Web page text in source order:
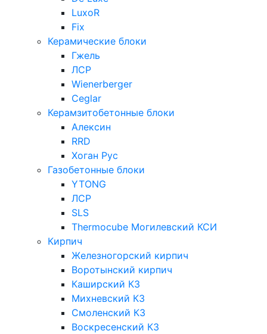
LuxoR
Fix
Керамические блоки
Гжель
ЛСР
Wienerberger
Ceglar
Керамзитобетонные блоки
Алексин
RRD
Хоган Рус
Газобетонные блоки
YTONG
ЛСР
SLS
Thermocube Могилевский КСИ
Кирпич
Железногорский кирпич
Воротынский кирпич
Каширский КЗ
Михневский КЗ
Смоленский КЗ
Воскресенский КЗ